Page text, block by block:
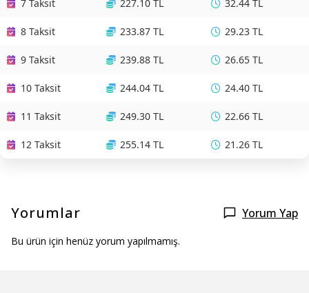
7 Taksit 227.10 TL 32.44 TL
8 Taksit 233.87 TL 29.23 TL
9 Taksit 239.88 TL 26.65 TL
10 Taksit 244.04 TL 24.40 TL
11 Taksit 249.30 TL 22.66 TL
12 Taksit 255.14 TL 21.26 TL
Yorumlar Yorum Yap
Bu ürün için henüz yorum yapılmamış.